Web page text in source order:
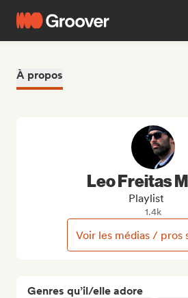
À propos
Genres qu’il/elle adore
Leo Freitas
Playlist
1.4k
Voir les médias / pros